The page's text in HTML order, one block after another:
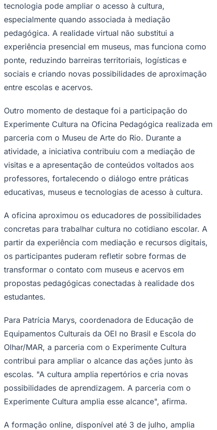
Palmeiras
tecnologia pode ampliar o acesso à cultura,
especialmente quando associada à mediação
pedagógica. A realidade virtual não substitui a
experiência presencial em museus, mas funciona como
ponte, reduzindo barreiras territoriais, logísticas e
sociais e criando novas possibilidades de aproximação
entre escolas e acervos.
Outro momento de destaque foi a participação do
Experimente Cultura na Oficina Pedagógica realizada em
parceria com o Museu de Arte do Rio. Durante a
atividade, a iniciativa contribuiu com a mediação de
visitas e a apresentação de conteúdos voltados aos
professores, fortalecendo o diálogo entre práticas
educativas, museus e tecnologias de acesso à cultura.
A oficina aproximou os educadores de possibilidades
concretas para trabalhar cultura no cotidiano escolar. A
partir da experiência com mediação e recursos digitais,
os participantes puderam refletir sobre formas de
transformar o contato com museus e acervos em
propostas pedagógicas conectadas à realidade dos
estudantes.
Para Patrícia Marys, coordenadora de Educação de
Equipamentos Culturais da OEI no Brasil e Escola do
Olhar/MAR, a parceria com o Experimente Cultura
contribui para ampliar o alcance das ações junto às
escolas. "A cultura amplia repertórios e cria novas
possibilidades de aprendizagem. A parceria com o
Experimente Cultura amplia esse alcance", afirma.
A formação online, disponível até 3 de julho, amplia